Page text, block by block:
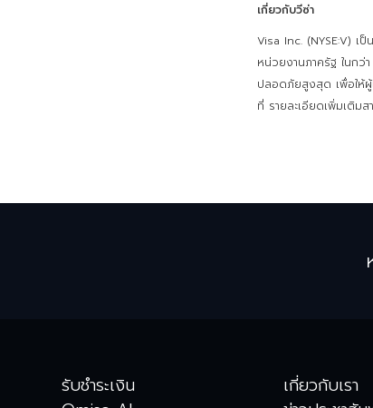
เกี่ยวกับวีซ่า
Visa Inc. (NYSE:V) เป็
หน่วยงานภาครัฐ ในกว่
ปลอดภัยสูงสุด เพื่อให้ผู้
ที่ รายละเอียดเพิ่มเติม
รับชำระเงิน
เกี่ยวกับเรา